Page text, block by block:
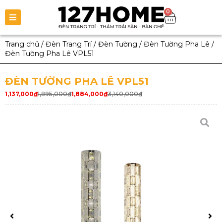
0
Trang chủ / Đèn Trang Trí/ Đèn Tường / Đèn Tường Pha Lê /
Đèn Tường Pha Lê VPL51
ĐÈN TƯỜNG PHA LÊ VPL51
1,895,000₫
1,137,000₫ 3,140,000₫
1,884,000₫